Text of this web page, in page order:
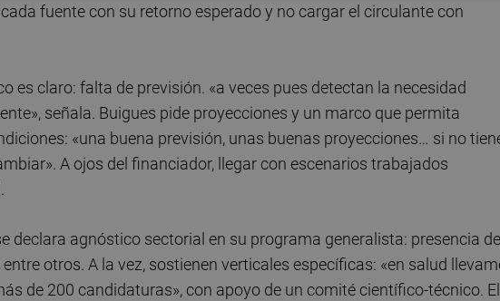
fuente con su retorno esperado y no cargar el circulante con
es claro: falta de previsión. «a veces pues detectan la necesidad
señala. Buigues pide proyecciones y un marco que permita
«una buena previsión, unas buenas proyecciones… si no
A ojos del financiador, llegar con escenarios trabajados
declara agnóstico sectorial en su programa generalista: presencia de
entre otros. A la vez, sostienen verticales específicas: «en salud
de 200 candidaturas», con apoyo de un comité científico-técnico. El